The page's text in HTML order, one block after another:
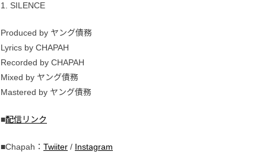
1. SILENCE
Produced by ヤング債務
Lyrics by CHAPAH
Recorded by CHAPAH
Mixed by ヤング債務
Mastered by ヤング債務
■配信リンク
■Chapah： Twiiter / Instagram